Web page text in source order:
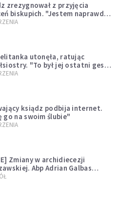
zrezygnował z przyjęcia
biskupich. "Jestem naprawdę
utonęła, ratując
"To był jej ostatni gest
ksiądz podbija internet.
go na swoim ślubie"
Zmiany w archidiecezji
Abp Adrian Galbas
dekrety nowym proboszczom